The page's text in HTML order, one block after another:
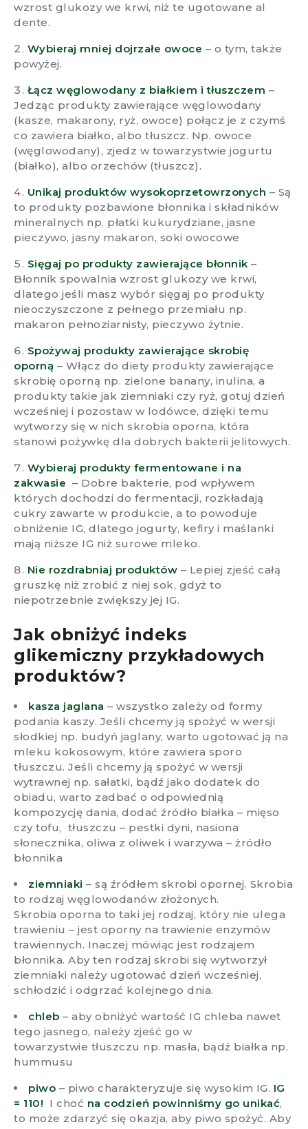
wzrost glukozy we krwi, niż te ugotowane al
dente.
Wybieraj mniej dojrzałe owoce – o tym, także
powyżej.
Łącz węglowodany z białkiem i tłuszczem –
Jedząc produkty zawierające węglowodany
(kasze, makarony, ryż, owoce) połącz je z czymś
co zawiera białko, albo tłuszcz. Np. owoce
(węglowodany), zjedz w towarzystwie jogurtu
(białko), albo orzechów (tłuszcz).
Unikaj produktów wysokoprzetowrzonych – Są
to produkty pozbawione błonnika i składników
mineralnych np. płatki kukurydziane, jasne
pieczywo, jasny makaron, soki owocowe
Sięgaj po produkty zawierające błonnik –
Błonnik spowalnia wzrost glukozy we krwi,
dlatego jeśli masz wybór sięgaj po produkty
nieoczyszczone z pełnego przemiału np.
makaron pełnoziarnisty, pieczywo żytnie.
Spożywaj produkty zawierające skrobię
oporną – Włącz do diety produkty zawierające
skrobię oporną np. zielone banany, inulina, a
produkty takie jak ziemniaki czy ryż, gotuj dzień
wcześniej i pozostaw w lodówce, dzięki temu
wytworzy się w nich skrobia oporna, która
stanowi pożywkę dla dobrych bakterii jelitowych.
Wybieraj produkty fermentowane i na
zakwasie – Dobre bakterie, pod wpływem
których dochodzi do fermentacji, rozkładają
cukry zawarte w produkcie, a to powoduje
obniżenie IG, dlatego jogurty, kefiry i maślanki
mają niższe IG niż surowe mleko.
Nie rozdrabniaj produktów – Lepiej zjeść całą
gruszkę niż zrobić z niej sok, gdyż to
niepotrzebnie zwiększy jej IG.
Jak obniżyć indeks
glikemiczny przykładowych
produktów?​
kasza jaglana – wszystko zależy od formy
podania kaszy. Jeśli chcemy ją spożyć w wersji
słodkiej np. budyń jaglany, warto ugotować ją na
mleku kokosowym, które zawiera sporo
tłuszczu. Jeśli chcemy ją spożyć w wersji
wytrawnej np. sałatki, bądź jako dodatek do
obiadu, warto zadbać o odpowiednią
kompozycję dania, dodać źródło białka – mięso
czy tofu, tłuszczu – pestki dyni, nasiona
słonecznika, oliwa z oliwek i warzywa – żródło
błonnika
ziemniaki – są źródłem skrobi opornej. Skrobia
to rodzaj węglowodanów złożonych.
Skrobia oporna to taki jej rodzaj, który nie ulega
trawieniu – jest oporny na trawienie enzymów
trawiennych. Inaczej mówiąc jest rodzajem
błonnika. Aby ten rodzaj skrobi się wytworzył
ziemniaki należy ugotować dzień wcześniej,
schłodzić i odgrzać kolejnego dnia.
chleb – aby obniżyć wartość IG chleba nawet
tego jasnego, należy zjeść go w
towarzystwie tłuszczu np. masła, bądź białka np.
hummusu
piwo – piwo charakteryzuje się wysokim IG. IG
= 110! I choć na codzień powinniśmy go unikać,
to może zdarzyć się okazja, aby piwo spożyć. Aby